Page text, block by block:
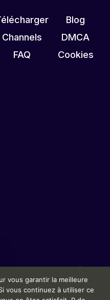
Channels
FAQ
Blog
DMCA
Cookies
de Confidentialité
de Remboursement
vous garantir la meilleure
vous continuez à utiliser ce